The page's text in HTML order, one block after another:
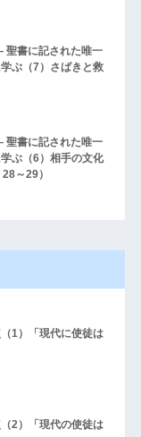
聖書に記された唯一
ぶ（7）さばきと救
聖書に記された唯一
ぶ（6）相手の文化
～29）
1）「現代に使徒は
2）「現代の使徒は